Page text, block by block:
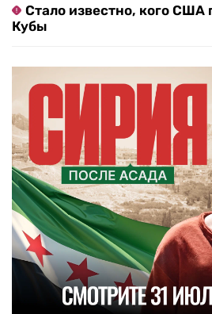
Стало известно, кого США
Кубы